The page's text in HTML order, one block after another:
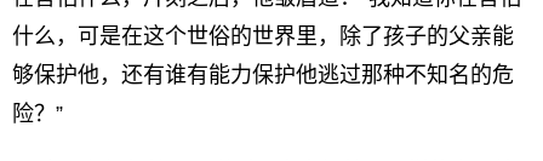
什么，可是在这个世俗的世界里，除了孩子的父亲能
够保护他，还有谁有能力保护他逃过那种不知名的危
险？”